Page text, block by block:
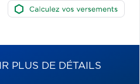
PLUS DE DÉTAILS